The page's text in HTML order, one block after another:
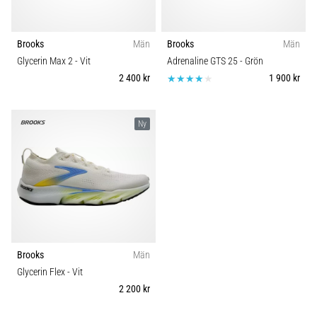
Brooks
Män
Glycerin Max 2- Vit
2 400 kr
Brooks
Män
Adrenaline GTS 25- Grön
1 900 kr
Ny
Brooks
Män
Glycerin Flex- Vit
2 200 kr